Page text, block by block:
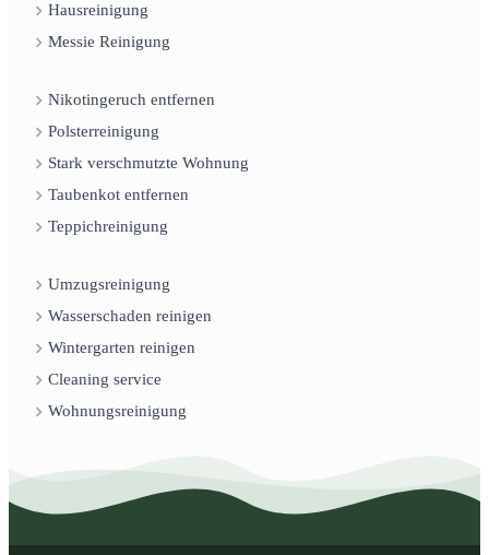
Hausreinigung
Messie Reinigung
Nikotingeruch entfernen
Polsterreinigung
Stark verschmutzte Wohnung
Taubenkot entfernen
Teppichreinigung
Umzugsreinigung
Wasserschaden reinigen
Wintergarten reinigen
Cleaning service
Wohnungsreinigung